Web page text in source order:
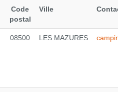
Code
postal
Ville
08500 LES MAZURES